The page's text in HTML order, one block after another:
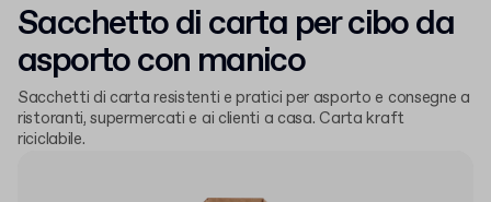
Sacchetto di carta per cibo da
asporto con manico
Sacchetti di carta resistenti e pratici per asporto e consegne a
ristoranti, supermercati e ai clienti a casa. Carta kraft
riciclabile.